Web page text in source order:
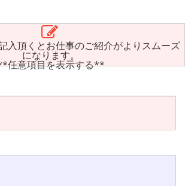
入頂くとお仕事のご紹介がよりスムーズ
になります。
任意項目を表示する**